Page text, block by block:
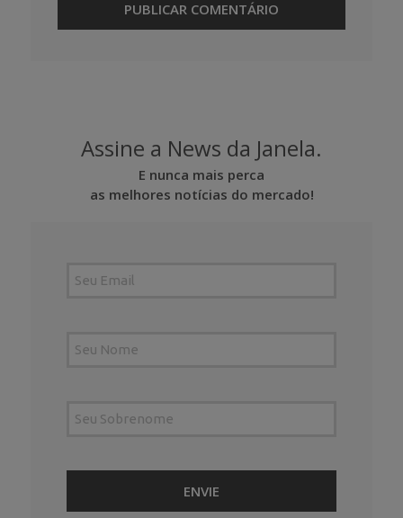
Assine a News da Janela.
E nunca mais perca
as melhores notícias do mercado!